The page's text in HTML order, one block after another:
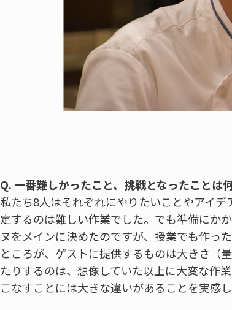
Q. 一番難しかったこと、挑戦となったことは
私たち8人はそれぞれにやりたいことやアイ
定するのは難しい作業でした。でも準備にか
ヌをメインに決めたのですが、授業でも作っ
ところが、ゲストに提供するものは大きさ
たりするのは、想像していた以上に大変な作
こなすことには大きな違いがあることを実感し